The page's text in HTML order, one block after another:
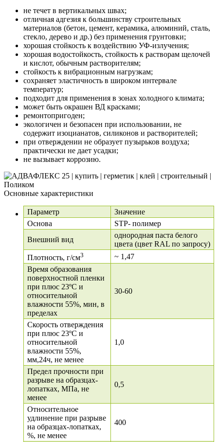
не течет в вертикальных швах;
отличная адгезия к большинству строительных
материалов (бетон, цемент, керамика, алюминий, сталь,
стекло, дерево и др.) без применения грунтовки;
хорошая стойкость к воздействию УФ-излучения;
хорошая водостойкость, стойкость к растворам щелочей
и кислот, обычным растворителям;
стойкость к вибрационным нагрузкам;
сохраняет эластичность в широком интервале
температур;
подходит для применения в зонах холодного климата;
может быть окрашен ВД красками;
ремонтопригоден;
экологичен и безопасен при использовании, не
содержит изоцианатов, силиконов и растворителей;
при отверждении не образует пузырьков воздуха;
практически не дает усадки;
не вызывает коррозию.
Основные характеристики
Параметр
Значение
Основа
STP- полимер
Внешний вид
однородная паста белого
цвета (цвет RAL по запросу)
Плотность, г/см3
~ 1,47
Время образования
поверхностной пленки
при плюс 23ºС и
относительной
влажности 55%, мин, в
пределах
30-60
Скорость отверждения
при плюс 23ºС и
относительной
влажности 55%,
мм,24ч, не менее
1,0
Предел прочности при
разрыве на образцах-
лопатках, МПа, не
менее
0,5
Относительное
удлинение при разрыве
на образцах-лопатках,
%, не менее
400